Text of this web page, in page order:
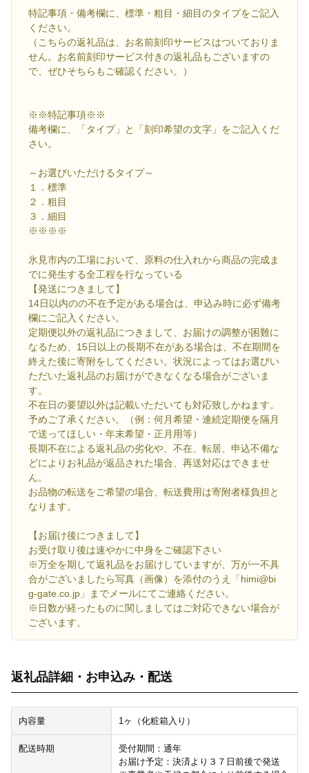
特記事項・備考欄に、標準・粗目・細目のタイプをご記入
ください。
（こちらの返礼品は、お名前刻印サービスはついておりま
せん。お名前刻印サービス付きの返礼品もございますの
で、ぜひそちらもご確認ください。）
※※特記事項※※
備考欄に、「タイプ」と「刻印希望の文字」をご記入くだ
さい。
～お選びいただけるタイプ～
１．標準
２．粗目
３．細目
※※※※
氷見市内の工場において、原料の仕入れから商品の完成ま
でに発生する全工程を行なっている
【発送につきまして】
14日以内のの不在予定がある場合は、申込み時に必ず備考
欄にご記入ください。
定期便以外の返礼品につきまして、お届けの調整が困難に
なるため、15日以上の長期不在がある場合は、不在期間を
終えた後に寄附をしてください。状況によってはお選びい
ただいた返礼品のお届けができなくなる場合がございま
す。
不在日の要望以外は記載いただいても対応致しかねます。
予めご了承ください。（例：何月希望・連続定期便を隔月
で送ってほしい・年末希望・正月用等）
長期不在による返礼品の劣化や、不在、転居、申込不備な
どによりお礼品が返品された場合、再送対応はできませ
ん。
お品物の転送をご希望の場合、転送費用は寄附者様負担と
なります。
【お届け後につきまして】
お受け取り後は速やかに中身をご確認下さい
※万全を期して返礼品をお届けしていますが、万が一不具
合がございましたら写真（画像）を添付のうえ「himi@bi
g-gate.co.jp」までメールにてご連絡ください。
※日数が経ったものに関しましてはご対応できない場合が
ございます。
返礼品詳細・お申込み・配送
内容量 1ヶ（化粧箱入り）
配送時期
受付期間：通年
お届け予定：決済より３７日前後で発送